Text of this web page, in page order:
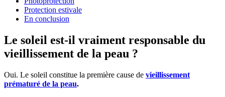
Protection estivale
En conclusion
Le soleil est-il vraiment responsable du
vieillissement de la peau ?
Oui. Le soleil constitue la première cause de vieillissement
prématuré de la peau.